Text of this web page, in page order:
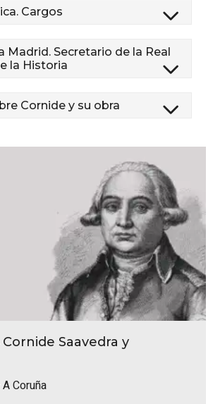
Cargos
Madrid. Secretario de la Real
la Historia
Cornide y su obra
Saavedra y
Coruña